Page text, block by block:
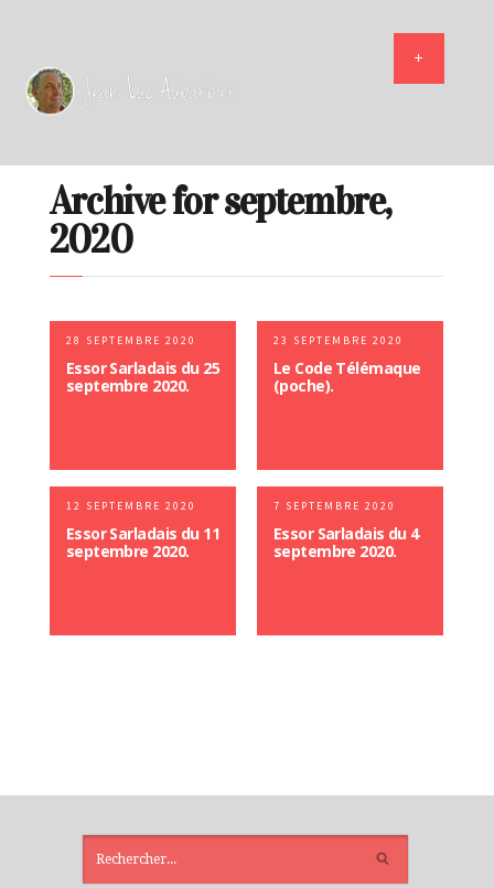
Archive for septembre,
2020
28 SEPTEMBRE 2020
Essor Sarladais du 25
septembre 2020.
23 SEPTEMBRE 2020
Le Code Télémaque
(poche).
12 SEPTEMBRE 2020
Essor Sarladais du 11
septembre 2020.
7 SEPTEMBRE 2020
Essor Sarladais du 4
septembre 2020.